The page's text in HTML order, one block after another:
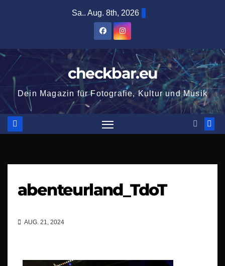
Sa.. Aug. 8th, 2026
checkbar.eu
Dein Magazin für Fotografie, Kultur und Musik
abenteurland_TdoT
AUG. 21, 2024